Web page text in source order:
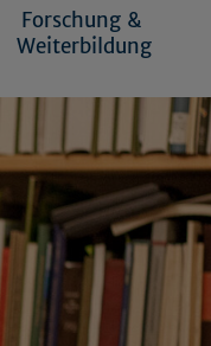
Forschung &
Weiterbildung